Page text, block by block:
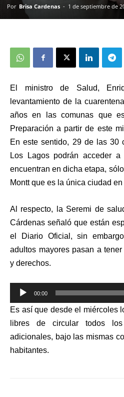
Por Brisa Cardenas - 1 de septiembre de
El ministro de Salud,
levantamiento de la
años en las comunas que
Preparación a partir de este
En este sentido, 29 de las 30
Los Lagos podrán acceder
encuentran en dicha etapa,
Montt que es la única ciudad
Al respecto, la Seremi de
Cárdenas señaló que están
el Diario Oficial, sin
adultos mayores pasan a
y derechos.
Reproductor
de
audio
00:00
Es así que desde el miércoles
libres de circular todos
adicionales, bajo las mismas
habitantes.